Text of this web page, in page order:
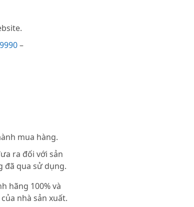
–
mua hàng.
ra đối với sản
đã qua sử dụng.
hãng 100% và
nhà sản xuất.